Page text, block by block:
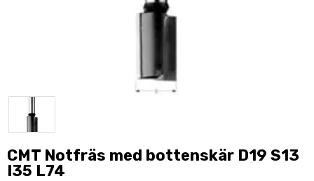
CMT Notfräs med bottenskär D19 S13
I35 L74